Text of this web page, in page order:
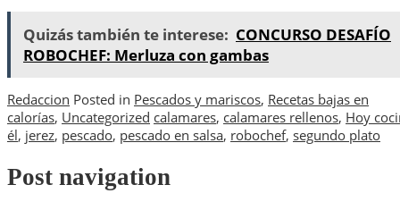
Quizás también te interese: CONCURSO DESAFÍO
ROBOCHEF: Merluza con gambas
Redaccion Posted in Pescados y mariscos, Recetas bajas en
calorías, Uncategorized calamares, calamares rellenos, Hoy
él, jerez, pescado, pescado en salsa, robochef, segundo plato
Post navigation